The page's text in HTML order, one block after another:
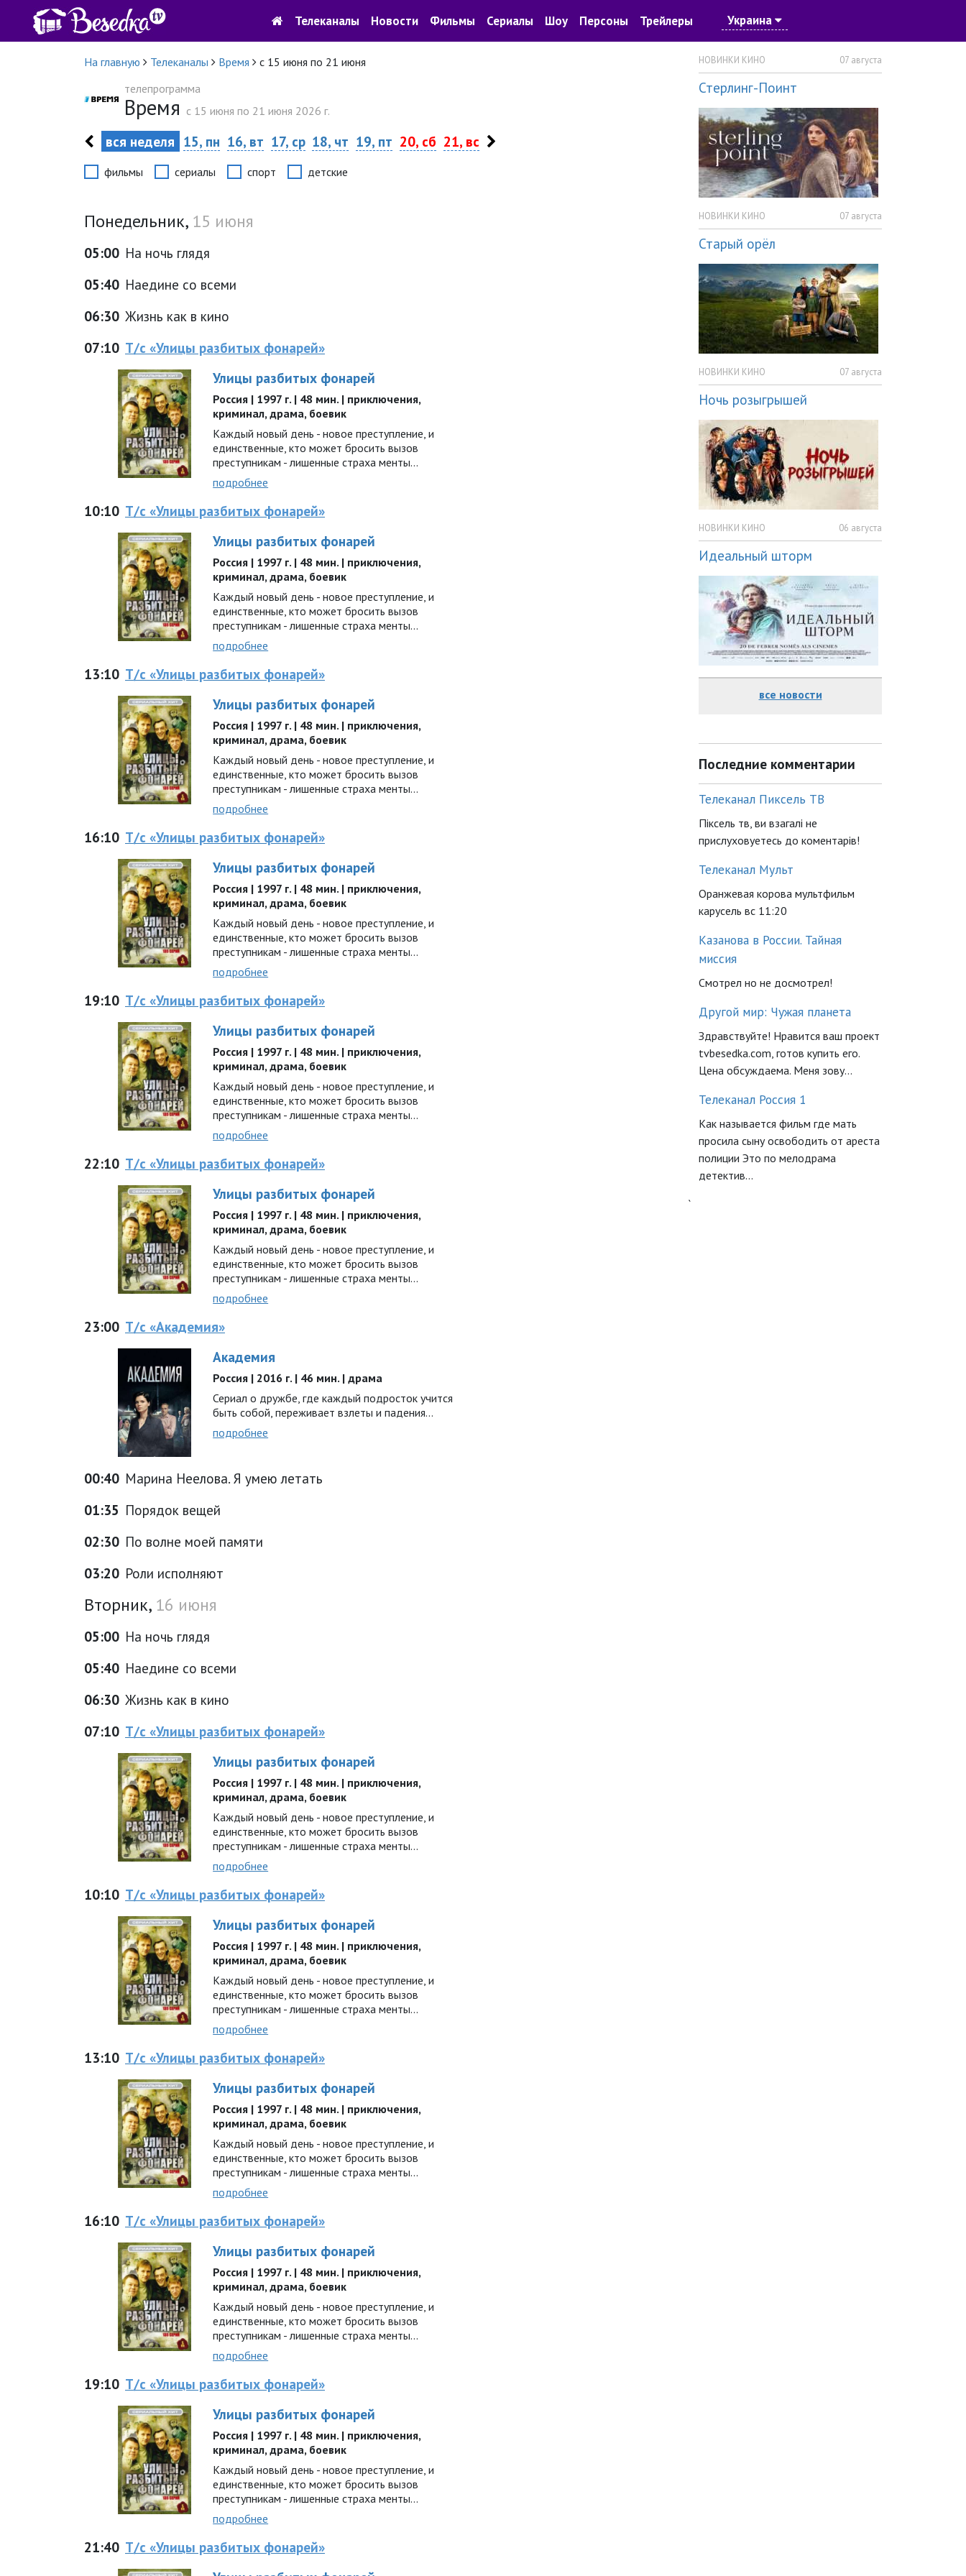
Телеканалы Новости Фильмы Сериалы Шоу Персоны Трейлеры Украина
На главную Телеканалы Время
с 15 июня по 21 июня
телепрограмма
Время c 15 июня по 21 июня 2026 г.
вся неделя 15, пн 16, вт 17, ср 18, чт 19, пт 20, сб 21, вс
фильмы сериалы спорт детские
Понедельник, 15 июня
05:00 На ночь глядя
05:40 Наедине со всеми
06:30 Жизнь как в кино
07:10 Т/с «Улицы разбитых фонарей»
Улицы разбитых фонарей
Россия | 1997 г. | 48 мин. | приключения,
криминал, драма, боевик
Каждый новый день - новое преступление, и
единственные, кто может бросить вызов
преступникам - лишенные страха менты...
подробнее
10:10 Т/с «Улицы разбитых фонарей»
Улицы разбитых фонарей
Россия | 1997 г. | 48 мин. | приключения,
криминал, драма, боевик
Каждый новый день - новое преступление, и
единственные, кто может бросить вызов
преступникам - лишенные страха менты...
подробнее
13:10 Т/с «Улицы разбитых фонарей»
Улицы разбитых фонарей
Россия | 1997 г. | 48 мин. | приключения,
криминал, драма, боевик
Каждый новый день - новое преступление, и
единственные, кто может бросить вызов
преступникам - лишенные страха менты...
подробнее
16:10 Т/с «Улицы разбитых фонарей»
Улицы разбитых фонарей
Россия | 1997 г. | 48 мин. | приключения,
криминал, драма, боевик
Каждый новый день - новое преступление, и
единственные, кто может бросить вызов
преступникам - лишенные страха менты...
подробнее
19:10 Т/с «Улицы разбитых фонарей»
Улицы разбитых фонарей
Россия | 1997 г. | 48 мин. | приключения,
криминал, драма, боевик
Каждый новый день - новое преступление, и
единственные, кто может бросить вызов
преступникам - лишенные страха менты...
подробнее
22:10 Т/с «Улицы разбитых фонарей»
Улицы разбитых фонарей
Россия | 1997 г. | 48 мин. | приключения,
криминал, драма, боевик
Каждый новый день - новое преступление, и
единственные, кто может бросить вызов
преступникам - лишенные страха менты...
подробнее
23:00 Т/с «Академия»
Академия
Россия | 2016 г. | 46 мин. | драма
Сериал о дружбе, где каждый подросток учится
быть собой, переживает взлеты и падения…
подробнее
00:40 Марина Неелова. Я умею летать
01:35 Порядок вещей
02:30 По волне моей памяти
03:20 Роли исполняют
Вторник, 16 июня
05:00 На ночь глядя
05:40 Наедине со всеми
06:30 Жизнь как в кино
07:10 Т/с «Улицы разбитых фонарей»
Улицы разбитых фонарей
Россия | 1997 г. | 48 мин. | приключения,
криминал, драма, боевик
Каждый новый день - новое преступление, и
единственные, кто может бросить вызов
преступникам - лишенные страха менты...
подробнее
10:10 Т/с «Улицы разбитых фонарей»
Улицы разбитых фонарей
Россия | 1997 г. | 48 мин. | приключения,
криминал, драма, боевик
Каждый новый день - новое преступление, и
единственные, кто может бросить вызов
преступникам - лишенные страха менты...
подробнее
13:10 Т/с «Улицы разбитых фонарей»
Улицы разбитых фонарей
Россия | 1997 г. | 48 мин. | приключения,
криминал, драма, боевик
Каждый новый день - новое преступление, и
единственные, кто может бросить вызов
преступникам - лишенные страха менты...
подробнее
16:10 Т/с «Улицы разбитых фонарей»
Улицы разбитых фонарей
Россия | 1997 г. | 48 мин. | приключения,
криминал, драма, боевик
Каждый новый день - новое преступление, и
единственные, кто может бросить вызов
преступникам - лишенные страха менты...
подробнее
19:10 Т/с «Улицы разбитых фонарей»
Улицы разбитых фонарей
Россия | 1997 г. | 48 мин. | приключения,
криминал, драма, боевик
Каждый новый день - новое преступление, и
единственные, кто может бросить вызов
преступникам - лишенные страха менты...
подробнее
21:40 Т/с «Улицы разбитых фонарей»
НОВИНКИ КИНО 07 августа
Стерлинг-Поинт
НОВИНКИ КИНО 07 августа
Старый орёл
НОВИНКИ КИНО 07 августа
Ночь розыгрышей
НОВИНКИ КИНО 06 августа
Идеальный шторм
все новости
Последние комментарии
Телеканал Пиксель ТВ
Піксель тв, ви взагалі не
прислуховуетесь до коментарів!
Телеканал Мульт
Оранжевая корова мультфильм
карусель вс 11:20
Казанова в России. Тайная
миссия
Смотрел но не досмотрел!
Другой мир: Чужая планета
Здравствуйте! Нравится ваш проект
tvbesedka.com, готов купить его.
Цена обсуждаема. Меня зову...
Телеканал Россия 1
Как называется фильм где мать
просила сыну освободить от ареста
полиции Это по мелодрама
детектив...
`